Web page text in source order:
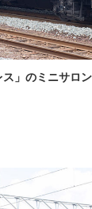
ス」のミニサロ